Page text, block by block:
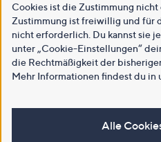
Cookies ist die Zustimmung
Zustimmung ist freiwillig und für
nicht erforderlich. Du kannst sie
unter „Cookie-Einstellungen“
die Rechtmäßigkeit der
Mehr Informationen findest du in
Alle